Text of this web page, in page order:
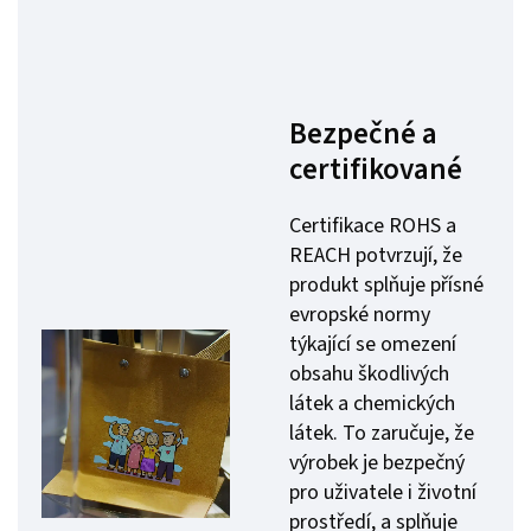
Bezpečné a
certifikované
Certifikace ROHS a
REACH potvrzují, že
produkt splňuje přísné
evropské normy
týkající se omezení
obsahu škodlivých
látek a chemických
látek. To zaručuje, že
výrobek je bezpečný
pro uživatele i životní
prostředí, a splňuje